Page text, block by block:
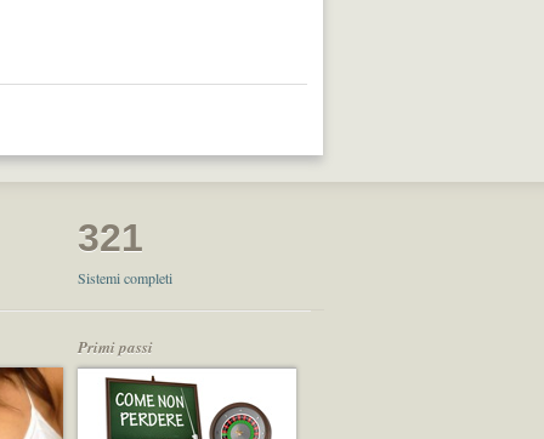
321
Sistemi completi
Primi passi